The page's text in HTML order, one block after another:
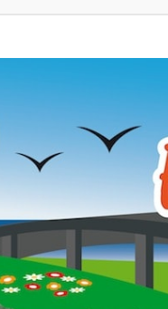
fourgons